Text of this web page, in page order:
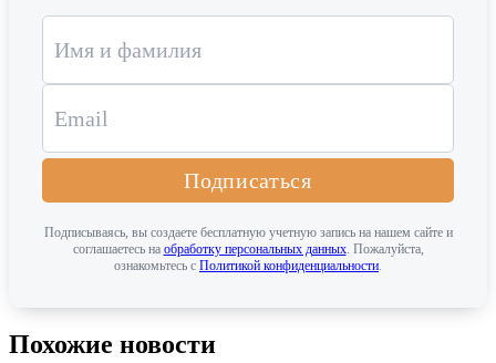
Подписаться
Подписываясь, вы создаете бесплатную учетную запись на нашем сайте и
соглашаетесь на обработку персональных данных. Пожалуйста,
ознакомьтесь с Политикой конфиденциальности.
Похожие новости